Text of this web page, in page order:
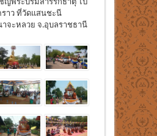
าว ที่วัดแสนชะนี
าจะหลวย จ.อุบลราชธานี